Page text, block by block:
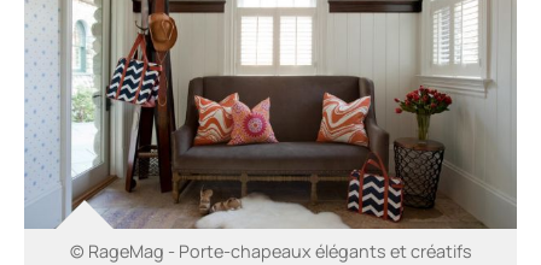
© RageMag - Porte-chapeaux élégants et créatifs